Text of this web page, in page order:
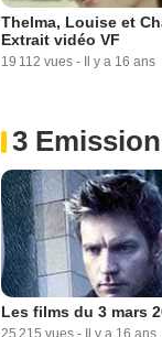
Thelma, Louise et
Extrait vidéo VF
19 112 vues - Il y a 16 ans
3
Les films du 3 mars
25 215 vues - Il y a 16 ans